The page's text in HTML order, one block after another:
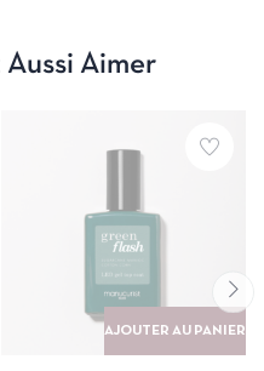
Aussi Aimer
AJOUTER AU PANIER